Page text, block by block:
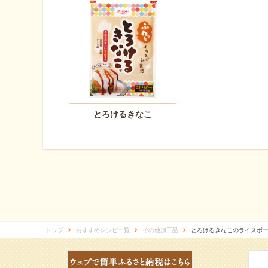
とろけるきなこ
トップ おすすめレシピ一覧 その他加工品 とろけるきなこのライスボ